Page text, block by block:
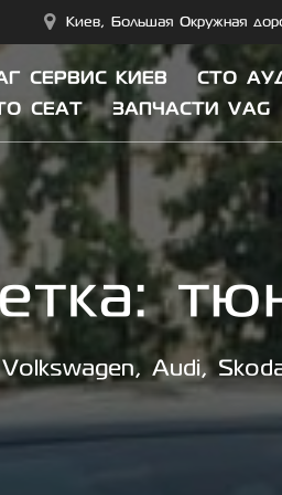
Киев, Большая Окружная
СЕРВИС КИЕВ СТО
СЕАТ
ЗАПЧАСТИ VAG
Audi,